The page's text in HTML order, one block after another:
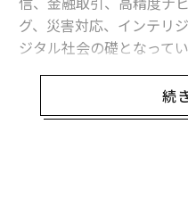
グ、災害対応、インテリ
ジタル社会の礎となってい
デジタルトランスフォー
ステムへの依存は劇的に
続